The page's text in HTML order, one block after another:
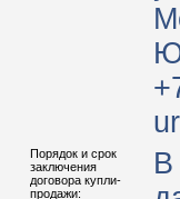
Порядок и срок
заключения
договора купли-
продажи:
В